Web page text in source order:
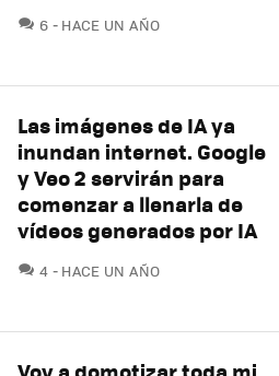
6 COMENTARIOS
HACE UN AÑO
Las imágenes de IA ya
inundan internet. Google
y Veo 2 servirán para
comenzar a llenarla de
vídeos generados por IA
4 COMENTARIOS
HACE UN AÑO